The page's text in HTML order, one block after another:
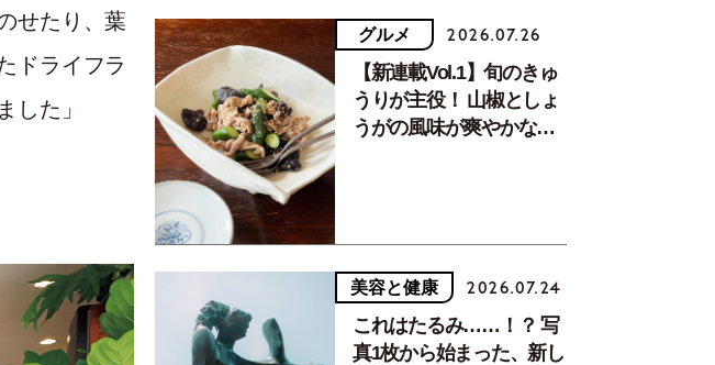
せたり、葉
ドライフラ
した」
グルメ 2026.07.26
【新連載Vol.1】旬のきゅ
うりが主役！ 山椒としょ
うがの風味が爽やかな、
美容と健康 2026.07.24
これはたるみ……！？ 写
真1枚から始まった、新し